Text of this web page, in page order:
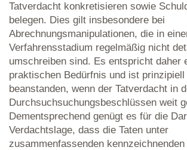
Tatverdacht konkretisieren sowie
belegen. Dies gilt insbesondere bei
Abrechnungsmanipulationen, die in
Verfahrensstadium regelmäßig nicht
umschreiben sind. Es entspricht daher
praktischen Bedürfnis und ist
beanstanden, wenn der Tatverdacht in
Durchsuchsuchungsbeschlüssen weit
Dementsprechend genügt es für die
Verdachtslage, dass die Taten unter
zusammenfassenden